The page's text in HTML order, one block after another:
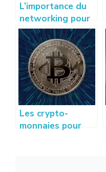
L’importance du
networking pour
faire décoller son
activité
professionnelle
Les crypto-
monnaies pour